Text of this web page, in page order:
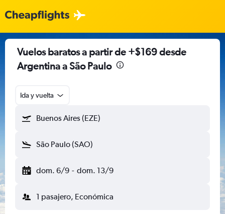
Vuelos baratos a partir de +$169 desde
Argentina a São Paulo
Ida y vuelta
Buenos Aires (EZE)
São Paulo (SAO)
dom. 6/9 - dom. 13/9
1 pasajero, Económica